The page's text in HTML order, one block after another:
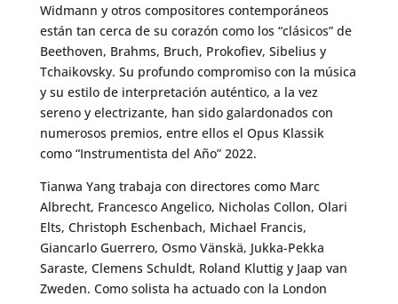
Widmann y otros compositores contemporáneos
están tan cerca de su corazón como los “clásicos” de
Beethoven, Brahms, Bruch, Prokofiev, Sibelius y
Tchaikovsky. Su profundo compromiso con la música
y su estilo de interpretación auténtico, a la vez
sereno y electrizante, han sido galardonados con
numerosos premios, entre ellos el Opus Klassik
como “Instrumentista del Año” 2022.
Tianwa Yang trabaja con directores como Marc
Albrecht, Francesco Angelico, Nicholas Collon, Olari
Elts, Christoph Eschenbach, Michael Francis,
Giancarlo Guerrero, Osmo Vänskä, Jukka-Pekka
Saraste, Clemens Schuldt, Roland Kluttig y Jaap van
Zweden. Como solista ha actuado con la London